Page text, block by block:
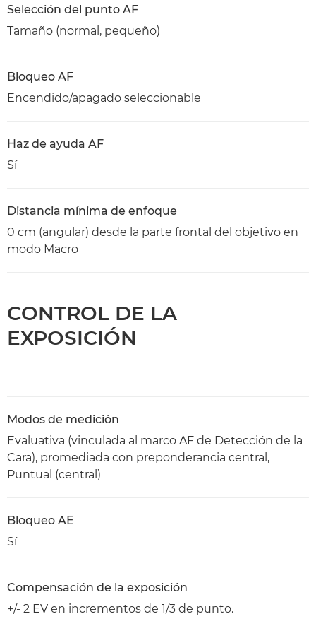
Selección del punto AF
Tamaño (normal, pequeño)
Bloqueo AF
Encendido/apagado seleccionable
Haz de ayuda AF
Sí
Distancia mínima de enfoque
0 cm (angular) desde la parte frontal del objetivo en
modo Macro
CONTROL DE LA
EXPOSICIÓN
Modos de medición
Evaluativa (vinculada al marco AF de Detección de la
Cara), promediada con preponderancia central,
Puntual (central)
Bloqueo AE
Sí
Compensación de la exposición
+/- 2 EV en incrementos de 1/3 de punto.